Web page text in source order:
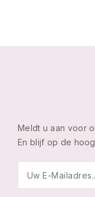
Meldt u aan voor
En blijf op de